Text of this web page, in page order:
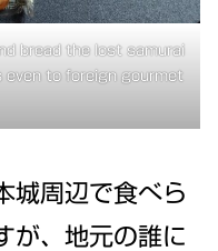
bread the lost samurai
even to foreign gourmet
城周辺で食べら
が、地元の誰に